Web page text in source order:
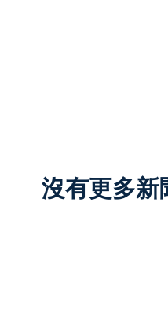
沒有更多新